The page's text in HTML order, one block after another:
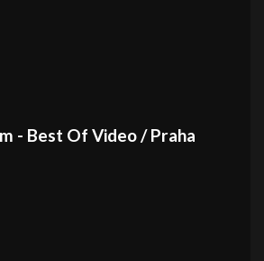
- Best Of Video / Praha